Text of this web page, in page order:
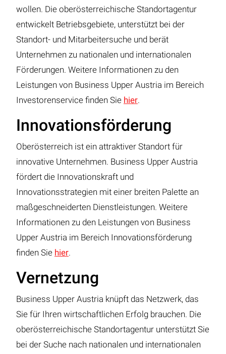
wollen. Die oberösterreichische Standortagentur
entwickelt Betriebsgebiete, unterstützt bei der
Standort- und Mitarbeitersuche und berät
Unternehmen zu nationalen und internationalen
Förderungen. Weitere Informationen zu den
Leistungen von Business Upper Austria im Bereich
Investorenservice finden Sie hier.
Innovationsförderung
Oberösterreich ist ein attraktiver Standort für
innovative Unternehmen. Business Upper Austria
fördert die Innovationskraft und
Innovationsstrategien mit einer breiten Palette an
maßgeschneiderten Dienstleistungen. Weitere
Informationen zu den Leistungen von Business
Upper Austria im Bereich Innovationsförderung
finden Sie hier.
Vernetzung
Business Upper Austria knüpft das Netzwerk, das
Sie für Ihren wirtschaftlichen Erfolg brauchen. Die
oberösterreichische Standortagentur unterstützt Sie
bei der Suche nach nationalen und internationalen